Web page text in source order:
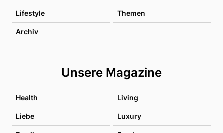
Lifestyle Themen
Archiv
Unsere Magazine
Health Living
Liebe Luxury